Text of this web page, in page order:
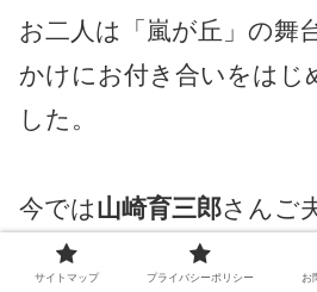
お二人は「嵐が丘」の舞
かけにお付き合いをはじ
した。
今では山崎育三郎さんご
にも恵まれ仕事に家庭に
サイトマップ プライバシーポリシー お